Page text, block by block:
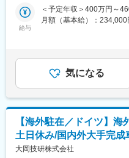
まずはミーティングに参
めていただ業務の流れを
■魅力点：
グローバルに働ける◎：
海外にあるグループ会社
グローバルで刺激的な毎
ワークライフバランス◎：
当社では働きやすい環境
季休暇・年末年始休暇・
構築しながら、 継続的
品・仕様を提案・販売す
■業務詳細
・既存顧客への直接販売
応 ・技術部門と連携した
の調整
・PCB、液晶パネル、光
・英語について：メール
給与
＜予定年収＞400万円～
月額（基本給）：
目安の金額であり、選考
給(月額)は固定手当を含め
気になる
【海外駐在／ドイツ】
土日休み/国内外大手完成
大岡技研株式会社